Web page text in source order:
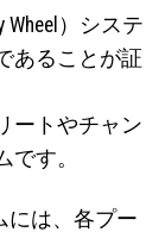
Wheel）システ
あることが証
ートやチャン
す。
ムには、各プー